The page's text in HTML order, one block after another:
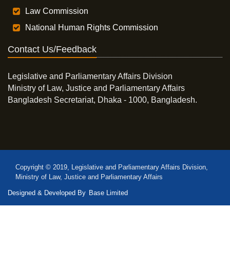
Law Commission
National Human Rights Commission
Contact Us/Feedback
Legislative and Parliamentary Affairs Division
Ministry of Law, Justice and Parliamentary Affairs
Bangladesh Secretariat, Dhaka - 1000, Bangladesh.
Copyright © 2019, Legislative and Parliamentary Affairs Division,
Ministry of Law, Justice and Parliamentary Affairs
Designed & Developed By Base Limited